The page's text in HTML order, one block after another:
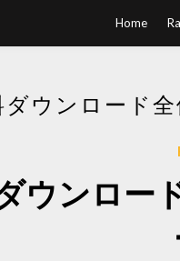
Home
ダウンロード
ウンロー